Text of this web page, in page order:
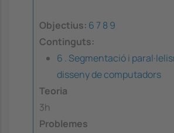
Objectius: 6 7 8 9
Continguts:
6 . Segmentació i
disseny de computadors
Teoria
3h
Problemes